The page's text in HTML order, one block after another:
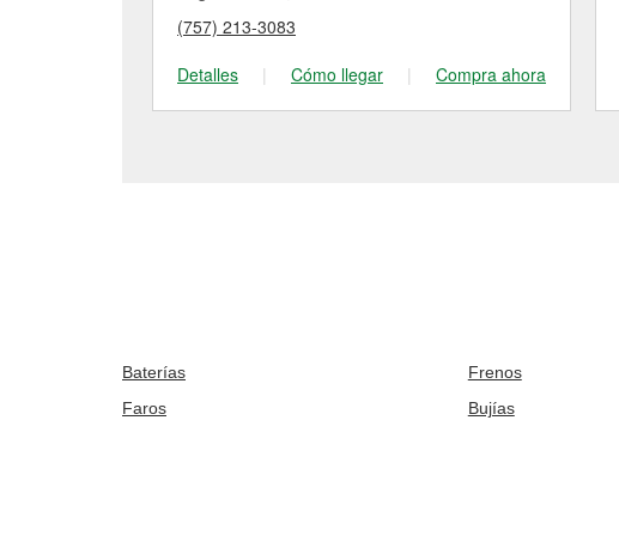
(757) 213-3083
Detalles
| Cómo llegar | Compra ahora
Baterías Frenos
Faros
Bujías